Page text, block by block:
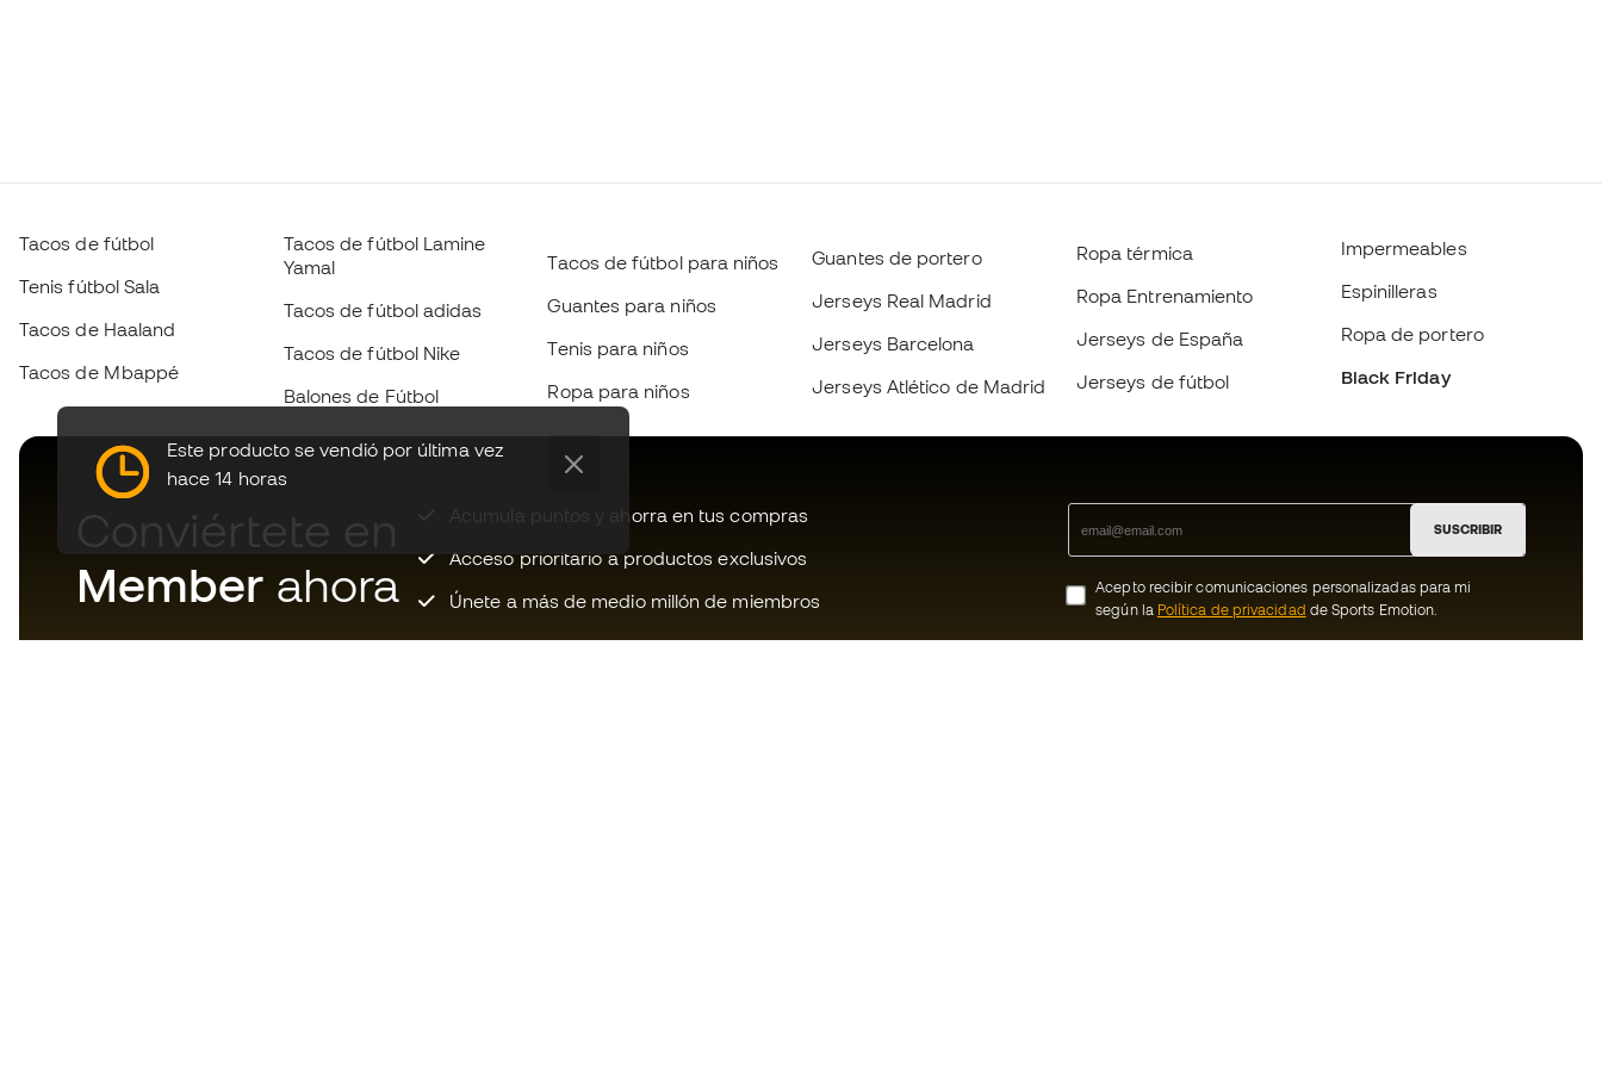
Este producto se vendió por última vez
hace 14 horas
Tacos de fútbol
Tenis fútbol Sala
Tacos de Haaland
Tacos de Mbappé
Tacos de fútbol Lamine
Yamal
Tacos de fútbol adidas
Tacos de fútbol Nike
Balones de Fútbol
Tacos de fútbol para niños
Guantes para niños
Tenis para niños
Ropa para niños
Guantes de portero
Jerseys Real Madrid
Jerseys Barcelona
Jerseys Atlético de Madrid
Ropa térmica
Ropa Entrenamiento
Jerseys de España
Jerseys de fútbol
Impermeables
Espinilleras
Ropa de portero
Black Friday
Conviértete en
Member ahora
Acumula puntos y ahorra en tus compras
Acceso prioritario a productos exclusivos
Únete a más de medio millón de miembros
SUSCRIBIR
Acepto recibir comunicaciones personalizadas para mi
según la Política de privacidad de Sports Emotion.